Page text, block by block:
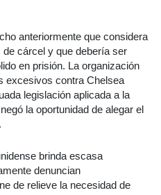
anteriormente que considera
cárcel y que debería ser
en prisión. La organización
excesivos contra Chelsea
legislación aplicada a la
la oportunidad de alegar el
brinda escasa
denuncian
de relieve la necesidad de